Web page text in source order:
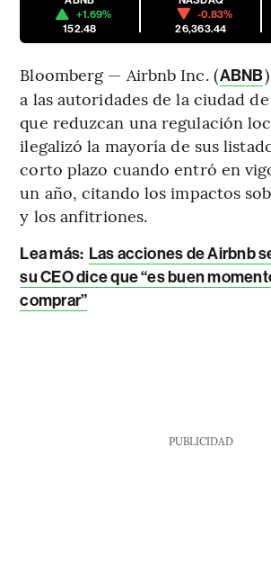
+1.69%
152.48
-0.83%
26,363.44
Bloomberg — Airbnb Inc. (ABNB
a las autoridades de la ciudad
que reduzcan una regulación
ilegalizó la mayoría de sus
corto plazo cuando entró en
un año, citando los impactos
y los anfitriones.
Lea más: Las acciones de Airbnb
su CEO dice que “es buen
comprar”
PUBLICIDAD